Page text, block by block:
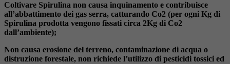
Coltivare Spirulina non causa inquinamento e contribuisce
all’abbattimento dei gas serra, catturando Co2 (per ogni Kg di
Spirulina prodotta vengono fissati circa 2Kg di Co2
dall’ambiente);
Non causa erosione del terreno, contaminazione di acqua o
distruzione forestale, non richiede l’utilizzo di pesticidi tossici ed